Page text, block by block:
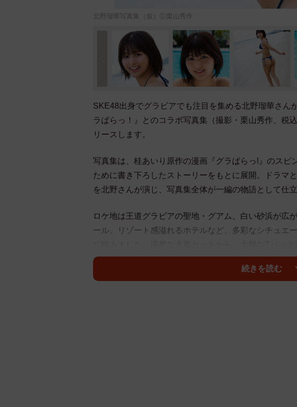
北野瑠華写真集（仮）Ⓒ栗山秀作
SKE48出身でグラビアでも注目を集める北野瑠華さん
ラぱらっ！』とのコラボ写真集（撮影・栗山秀作、税
リースします。
写真集は、桂あいり原作の漫画『グラぱらっ!』のスピ
ために書き下ろしたストーリーをもとに展開。ドラマ
を北野さんが演じ、写真集全体が一編の物語として仕
ロケ地は王道グラビアの聖地・グアム。白い砂浜が広
ール、リゾート感溢れるホテルなど、多彩なシチュエ
マイクロ紐ビキニを着こなし美ボディを見せつけるポ
続きを読む